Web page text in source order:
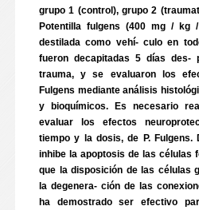
grupo 1 (control), grupo 2
Potentilla fulgens (400 mg / kg
destilada como vehí- culo en
fueron decapitadas 5 días des-
trauma, y se evaluaron los
Fulgens mediante análisis
y bioquímicos. Es necesario
evaluar los efectos
tiempo y la dosis, de P. Fulgens.
inhibe la apoptosis de las células
que la disposición de las células
la degenera- ción de las
ha demostrado ser efectivo